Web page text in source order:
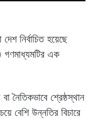
নির্বাচিত হয়েছে
গণমাধ্যমটির এক
নৈতিকভাবে শ্রেষ্ঠস্থান
বেশি উন্নতির বিচারে